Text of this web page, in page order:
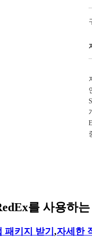
를 사용하
패키지 받기 ,자세한